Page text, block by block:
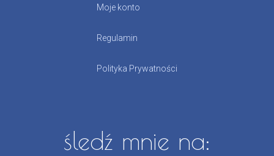
Moje konto
Regulamin
Polityka Prywatności
śledź mnie na: